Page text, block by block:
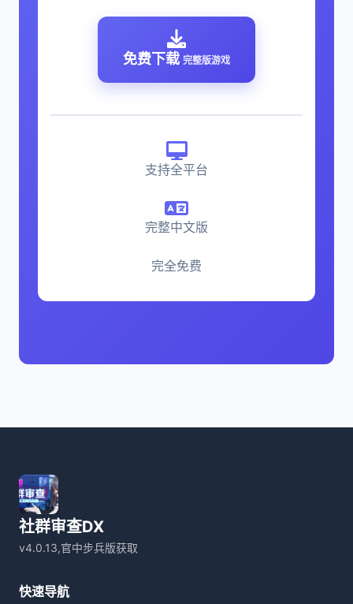
免费下载 完整版游戏
支持全平台
完整中文版
完全免费
社群审查DX
v4.0.13,官中步兵版获取
快速导航